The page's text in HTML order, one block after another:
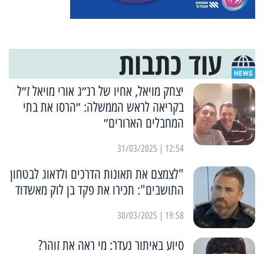
עוד כתבות
יצחק מויאל, אחיו של רנ״ג אורי מויאל ז״ל
בקריאה לראש הממשלה: ״הרסו את בתי
המחבלים הארורים״
12:54 | 31/03/2025
"לצמצם את תאונות הדרכים ולדאוג לבטחון
התושבים": תכירו את פקד בן לוק מאשדוד
19:58 | 30/03/2025
סיוע באיתור נעדר: מי ראה את זוהר?